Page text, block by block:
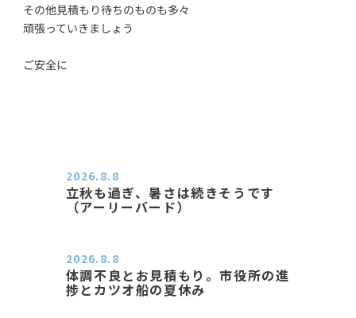
その他見積もり待ちのものも多々
頑張っていきましょう
ご安全に
立秋も過ぎ、暑さは続きそうです
（アーリーバード）
2026.8.8
体調不良とお見積もり。市役所の進
捗とカツオ船の夏休み
2026.8.8